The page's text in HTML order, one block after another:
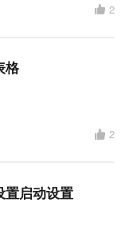
2
格
2
置启动设置